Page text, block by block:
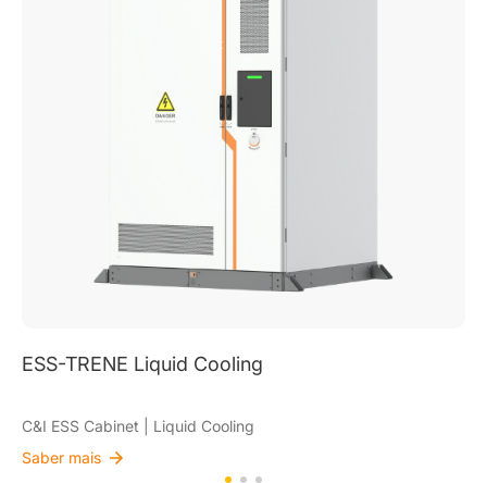
ESS-TRENE Air Cooling
C&I ESS Cabinet | Air Cooling
Saber mais